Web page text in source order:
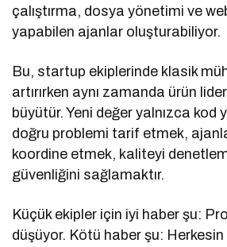
çalıştırma, dosya yönetimi ve
yapabilen ajanlar oluşturabiliyor.
Bu, startup ekiplerinde klasik
artırırken aynı zamanda ürün
büyütür. Yeni değer yalnızca kod
doğru problemi tarif etmek,
koordine etmek, kaliteyi
güvenliğini sağlamaktır.
Küçük ekipler için iyi haber şu:
düşüyor. Kötü haber şu: